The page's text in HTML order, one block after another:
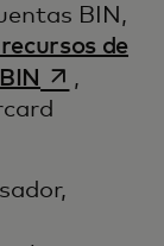
BIN,
de
se abre
,